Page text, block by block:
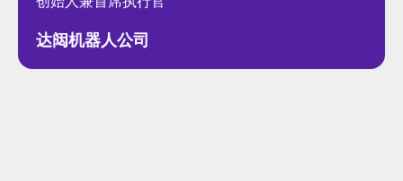
达闼机器人公司